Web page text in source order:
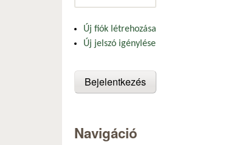
Új fiók létrehozása
Új jelszó igénylése
Navigáció